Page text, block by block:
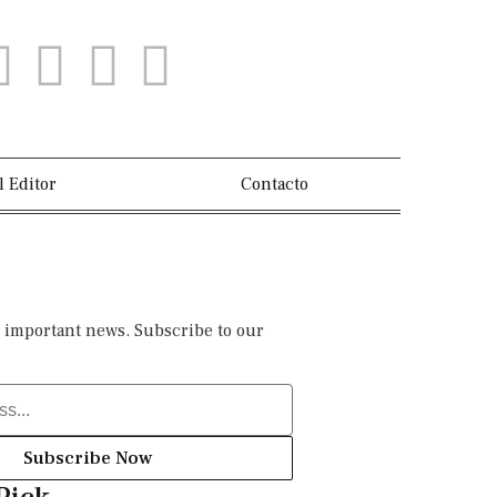
Editor Contacto
important news. Subscribe to our
Subscribe Now